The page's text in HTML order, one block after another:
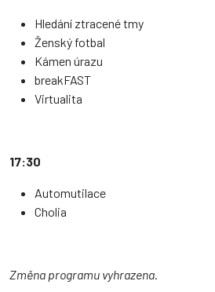
Hledání ztracené tmy
Ženský fotbal
Kámen úrazu
breakFAST
Virtualita
17:30
Automutilace
Cholia
Změna programu vyhrazena.